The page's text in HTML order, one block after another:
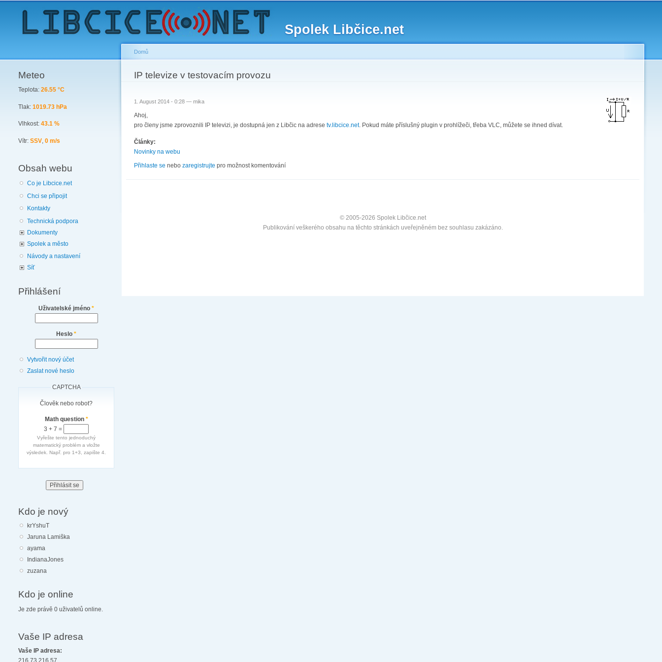
content
Spolek Libčice.net
Meteo
Teplota: 26.55 °C
Tlak: 1019.73 hPa
Vlhkost: 43.1 %
Vítr: SSV, 0 m/s
Obsah webu
Co je Libcice.net
Chci se připojit
Kontakty
Technická podpora
Dokumenty
Spolek a město
Návody a nastavení
Síť
Přihlášení
Uživatelské jméno *
Heslo *
Vytvořit nový účet
Zaslat nové heslo
CAPTCHA
Člověk nebo robot?
Math question *
3 + 7 =
Vyřešte tento jednoduchý
matematický problém a vložte
výsledek. Např. pro 1+3, zapište 4.
Kdo je nový
krYshuT
Jaruna Lamiška
ayama
IndianaJones
zuzana
Kdo je online
Je zde právě 0 uživatelů online.
Vaše IP adresa
Vaše IP adresa:
216.73.216.57
You are here
Domů
IP televize v testovacím provozu
1. August 2014 - 0:28 — mika
Ahoj,
pro členy jsme zprovoznili IP televizi, je dostupná jen z Libčic na adrese tv.libcice.net. Pokud máte příslušný plugin v prohlížeči, třeba VLC, můžete se ihned dívat.
Články:
Novinky na webu
Přihlaste se nebo zaregistrujte pro možnost komentování
© 2005-2026 Spolek Libčice.net
Publikování veškerého obsahu na těchto stránkách uveřejněném bez souhlasu zakázáno.